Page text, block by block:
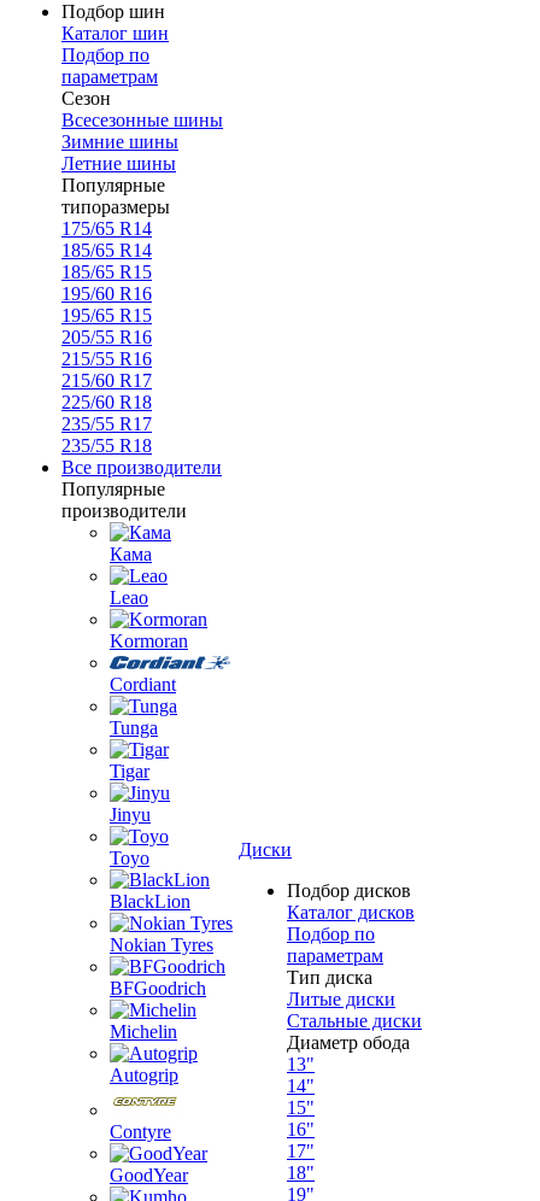
Подбор шин
Каталог шин
Подбор по
параметрам
Сезон
Всесезонные шины
Зимние шины
Летние шины
Популярные
типоразмеры
175/65 R14
185/65 R14
185/65 R15
195/60 R16
195/65 R15
205/55 R16
215/55 R16
215/60 R17
225/60 R18
235/55 R17
235/55 R18
Все производители
Популярные
производители
Кама
Leao
Kormoran
Cordiant
Tunga
Tigar
Jinyu
Toyo
BlackLion
Nokian Tyres
BFGoodrich
Michelin
Autogrip
Contyre
GoodYear
Диски
Подбор дисков
Каталог дисков
Подбор по
параметрам
Тип диска
Литые диски
Стальные диски
Диаметр обода
13"
14"
15"
16"
17"
18"
19"